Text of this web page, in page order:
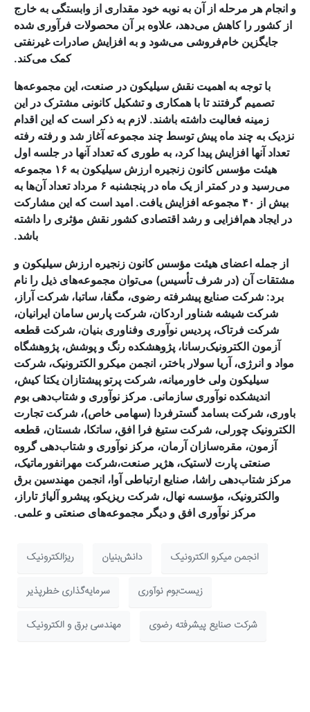
و انجام هر مرحله از آن به نوبه خود مقداری از وابستگی به خارج
از کشور را کاهش می‌دهد، علاوه بر آن محصولات فرآوری شده
جایگزین خام‌فروشی می‌شود و به افزایش صادرات غیرنفتی
کمک می‌کند.
با توجه به اهمیت نقش سیلیکون در صنعت، این مجموعه‌ها
تصمیم گرفتند تا با همکاری و تشکیل کانونی مشترک در این
زمینه فعالیت داشته باشند. لازم به ذکر است که این اقدام
نزدیک به چند ماه پیش توسط چند مجموعه آغاز شد و رفته رفته
تعداد آنها افزایش پیدا کرد، به طوری که تعداد آنها در جلسه اول
هیئت مؤسس کانون زنجیره ارزش سیلیکون به ۱۶ مجموعه
می‌رسید و در کمتر از یک ماه در پنجشنبه ۶ مرداد تعداد آن‌ها به
بیش از ۴۰ مجموعه افزایش یافت. ‌امید است که این مشارکت
در ایجاد هم‌افزایی و رشد اقتصادی کشور نقش مؤثری را داشته
باشد.
از جمله اعضای هیئت مؤسس کانون زنجیره ارزش سیلیکون و
مشتقات آن (در شرف تأسیس) می‌توان مجموعه‌های ذیل را نام
برد: شرکت صنایع پیشرفته رضوی، مگفا، ساتبا، شرکت آراز،
شرکت شیشه شناور اردکان، شرکت پارس سامان ایرانیان،
شرکت فرتاک، پردیس نوآوری وفناوری بنیان، شرکت قطعه
آزمون الکترونیک‌رسانا، پژوهشکده رنگ و پوشش، پژوهشگاه
مواد و انرژی، آریا سولار باختر، انجمن میکرو الکترونیک، شرکت
سیلیکون ولی خاورمیانه، شرکت پرتو پیشتازان یکتا کیش،
‌اندیشکده نوآوری سازمانی. مرکز نوآوری و شتاب‌دهی بوم
باوری، شرکت بسامد گسترفردا (سهامی خاص)، شرکت تجارت
الکترونیک چورلی، شرکت ستیغ فرا افق، ساتکا، شستان، قطعه
آزمون، مقره‌سازان آرمان، مرکز نوآوری و شتاب‌دهی گروه
صنعتی پارت لاستیک، هژیر صنعت،شرکت مهرانفورماتیک،
مرکز شتاب‌دهی راشا، صنایع ارتباطی آوا، انجمن مهندسین برق
والکترونیک، مؤسسه نهال، شرکت ریزیکو، پیشرو آلیاژ تاراز،
مرکز نوآوری افق و دیگر مجموعه‌های صنعتی و علمی.
انجمن میکرو الکترونیک دانش‌بنیان ریزالکترونیک
زیست‌بوم نوآوری سرمایه‌گذاری خطرپذیر
شرکت صنایع پیشرفته رضوی مهندسی برق و الکترونیک